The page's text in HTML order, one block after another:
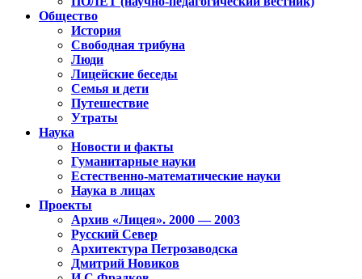
Общество
История
Свободная трибуна
Люди
Лицейские беседы
Семья и дети
Путешествие
Утраты
Наука
Новости и факты
Гуманитарные науки
Естественно-математические науки
Наука в лицах
Проекты
Архив «Лицея». 2000 — 2003
Русский Север
Архитектура Петрозаводска
Дмитрий Новиков